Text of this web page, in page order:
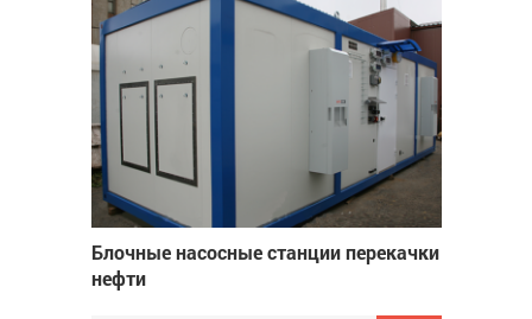
Блочные насосные станции перекачки
нефти